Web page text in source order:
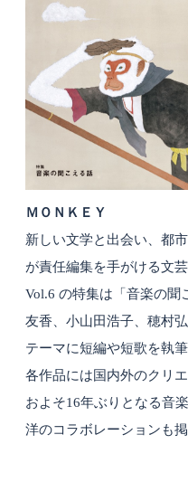
ＭＯＮＫＥＹ
新しい文学と出会い、都
が責任編集を手がける文芸
Vol.6 の特集は「音楽の聞
友香、小山田浩子、穂村
テーマに短編や短歌を執筆
各作品には国内外のクリ
およそ16年ぶりとなる音
洋のコラボレーションも掲